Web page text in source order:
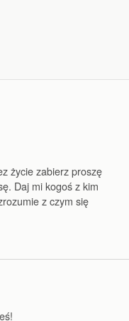
życie zabierz proszę
Daj mi kogoś z kim
z czym się